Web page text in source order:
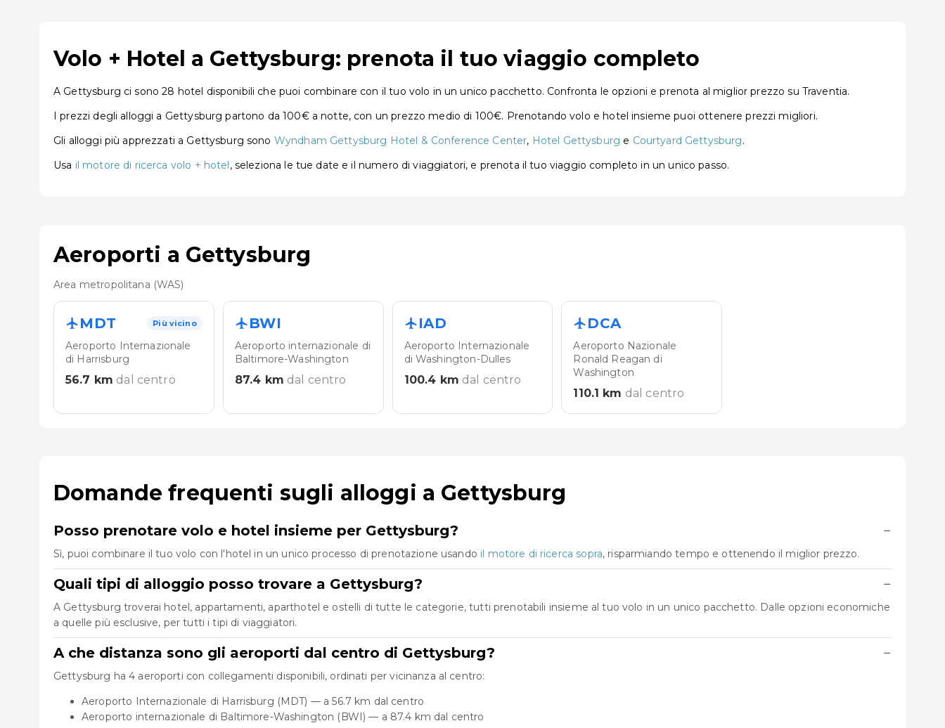
Volo + Hotel a Gettysburg: prenota il tuo viaggio completo
A Gettysburg ci sono 28 hotel disponibili che puoi combinare con il tuo volo in un unico pacchetto. Confronta le opzioni e prenota al miglior prezzo su Traventia.
I prezzi degli alloggi a Gettysburg partono da 100€ a notte, con un prezzo medio di 100€. Prenotando volo e hotel insieme puoi ottenere prezzi migliori.
Gli alloggi più apprezzati a Gettysburg sono Wyndham Gettysburg Hotel & Conference Center, Hotel Gettysburg e Courtyard Gettysburg.
Usa il motore di ricerca volo + hotel, seleziona le tue date e il numero di viaggiatori, e prenota il tuo viaggio completo in un unico passo.
Aeroporti a Gettysburg
Area metropolitana (WAS)
MDT Più vicino
Aeroporto Internazionale
di Harrisburg
56.7 km dal centro
BWI
Aeroporto internazionale di
Baltimore-Washington
87.4 km dal centro
IAD
Aeroporto Internazionale
di Washington-Dulles
100.4 km dal centro
DCA
Aeroporto Nazionale
Ronald Reagan di
Washington
110.1 km dal centro
Domande frequenti sugli alloggi a Gettysburg
Posso prenotare volo e hotel insieme per Gettysburg? −
Sì, puoi combinare il tuo volo con l'hotel in un unico processo di prenotazione usando il motore di ricerca sopra, risparmiando tempo e ottenendo il miglior prezzo.
Quali tipi di alloggio posso trovare a Gettysburg? −
A Gettysburg troverai hotel, appartamenti, aparthotel e ostelli di tutte le categorie, tutti prenotabili insieme al tuo volo in un unico pacchetto. Dalle opzioni economiche
a quelle più esclusive, per tutti i tipi di viaggiatori.
A che distanza sono gli aeroporti dal centro di Gettysburg? −
Gettysburg ha 4 aeroporti con collegamenti disponibili, ordinati per vicinanza al centro:
Aeroporto Internazionale di Harrisburg (MDT) — a 56.7 km dal centro
Aeroporto internazionale di Baltimore-Washington (BWI) — a 87.4 km dal centro